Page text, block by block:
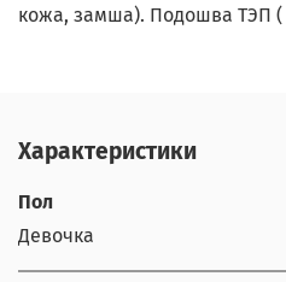
кожа, замша). Подошва ТЭП (
Характеристики
Пол
Девочка